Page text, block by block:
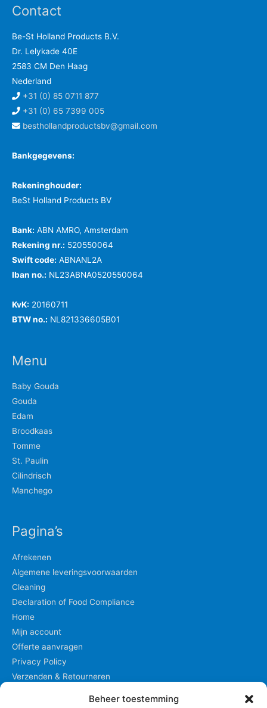
Beheer toestemming
Contact
Be-St Holland Products B.V.
Dr. Lelykade 40E
2583 CM Den Haag
Nederland
+31 (0) 85 0711 877
+31 (0) 65 7399 005
besthollandproductsbv@gmail.com
Bankgegevens:
Rekeninghouder:
BeSt Holland Products BV
Bank: ABN AMRO, Amsterdam
Rekening nr.: 520550064
Swift code: ABNANL2A
Iban no.: NL23ABNA0520550064
KvK: 20160711
BTW no.: NL821336605B01
Menu
Baby Gouda
Gouda
Edam
Broodkaas
Tomme
St. Paulin
Cilindrisch
Manchego
Pagina’s
Afrekenen
Algemene leveringsvoorwaarden
Cleaning
Declaration of Food Compliance
Home
Mijn account
Offerte aanvragen
Privacy Policy
Verzenden & Retourneren